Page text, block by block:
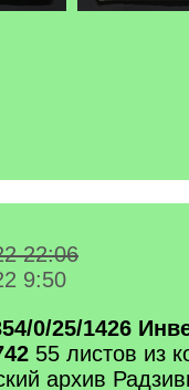
22:06
9:50
0/25/1426
55 листов из
архив